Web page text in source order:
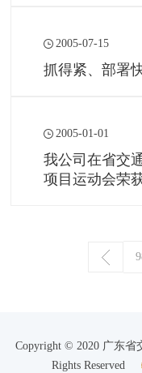
2005-07-15
抓得紧、部署
2005-01-01
我公司在省交
项目运动会荣
Copyright © 2020 广东
Rights Reserved